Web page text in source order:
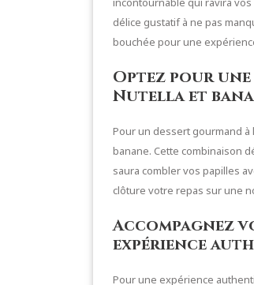
délice gustatif à ne pas
bouchée pour une
Optez pour
Nutella et
Pour un dessert gourmand
banane. Cette combinaison
saura combler vos papilles
clôture votre repas sur une
Accompagnez
expérience
Pour une expérience